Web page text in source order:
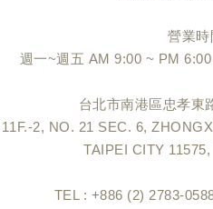
營業時
週一~週五 AM 9:00 ~ PM
台北市南港區忠孝東
11F.-2, NO. 21 SEC. 6,
TAIPEI CITY
TEL : +886 (2) 2783-